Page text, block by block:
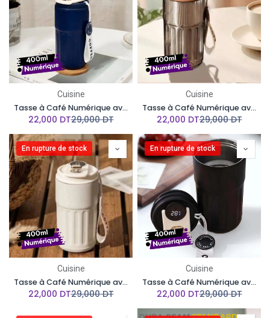
Cuisine
Tasse à Café Numérique avec Affichage de la Température LED, en Acier Inoxydable Bleu
22,000 DT29,000DT
Cuisine
Tasse à Café Numérique avec Affichage de la Température LED, en Acier Inoxydable Argentée
22,000 DT29,000DT
En rupture de stock
Cuisine
Tasse à Café Numérique avec Affichage de la Température LED, en Acier Inoxydable Beige
22,000 DT29,000DT
En rupture de stock
Cuisine
Tasse à Café Numérique avec Affichage de la Température LED en Acier Inoxydable Noir
22,000 DT29,000DT